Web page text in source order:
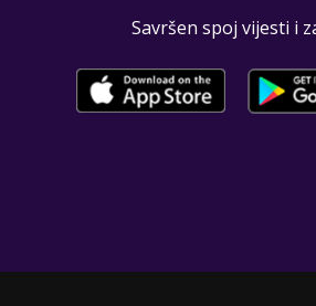
Savršen spoj vijesti i